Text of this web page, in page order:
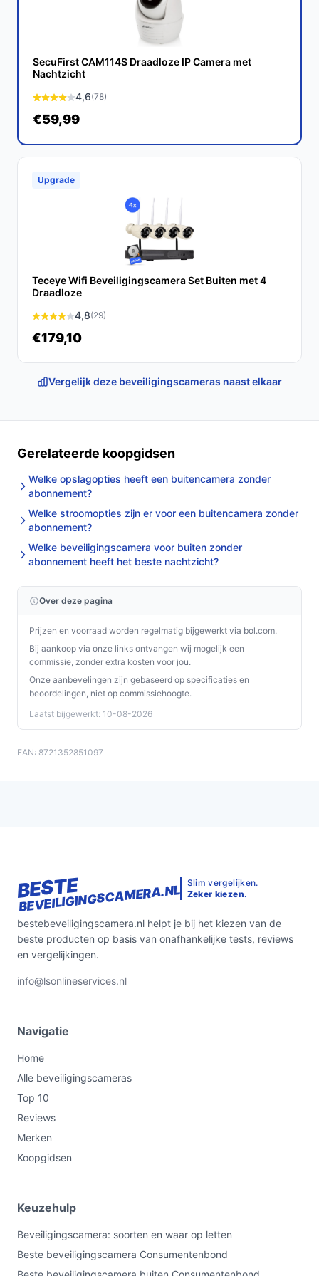
De Smart WiFi Buitencamera is een uitstekende keuze
voor iedereen die op zoek is naar betrouwbare
beveiliging met gebruiksvriendelijke functies. Met zijn
camera een waardevolle aanvulling voor uw
veiligheidssysteem.
past bij jouw behoeften!
SecuFirst CAM114S Draadloze IP Camera met
Nachtzicht
4,6(78)
€59,99
Upgrade
Teceye Wifi Beveiligingscamera Set Buiten met 4
Draadloze
4,8(29)
€179,10
Vergelijk deze beveiligingscameras naast elkaar
Gerelateerde koopgidsen
Welke opslagopties heeft een buitencamera zonder
abonnement?
Welke stroomopties zijn er voor een buitencamera zonder
abonnement?
Welke beveiligingscamera voor buiten zonder
abonnement heeft het beste nachtzicht?
Over deze pagina
Prijzen en voorraad worden regelmatig bijgewerkt via bol.com.
Bij aankoop via onze links ontvangen wij mogelijk een
commissie, zonder extra kosten voor jou.
Onze aanbevelingen zijn gebaseerd op specificaties en
beoordelingen, niet op commissiehoogte.
Laatst bijgewerkt: 10-08-2026
EAN: 8721352851097
BESTE
BEVEILIGINGSCAMERA.NL Slim vergelijken.
Zeker kiezen.
bestebeveiligingscamera.nl helpt je bij het kiezen van de
beste producten op basis van onafhankelijke tests, reviews
en vergelijkingen.
info@lsonlineservices.nl
Navigatie
Home
Alle beveiligingscameras
Top 10
Reviews
Merken
Koopgidsen
Keuzehulp
Beveiligingscamera: soorten en waar op letten
Beste beveiligingscamera Consumentenbond